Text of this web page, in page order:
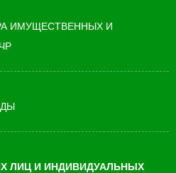
ИМУЩЕСТВЕННЫХ И
ЛИЦ И ИНДИВИДУАЛЬНЫХ